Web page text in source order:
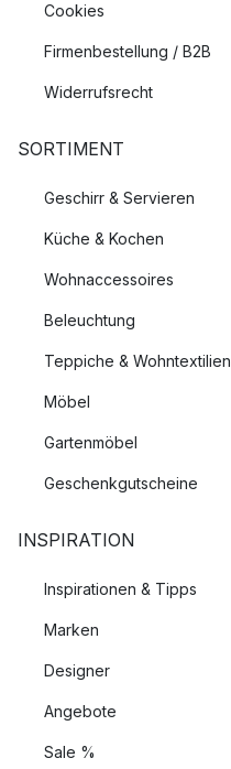
Cookies
Firmenbestellung / B2B
Widerrufsrecht
SORTIMENT
Geschirr & Servieren
Küche & Kochen
Wohnaccessoires
Beleuchtung
Teppiche & Wohntextilien
Möbel
Gartenmöbel
Geschenkgutscheine
INSPIRATION
Inspirationen & Tipps
Marken
Designer
Angebote
Sale %